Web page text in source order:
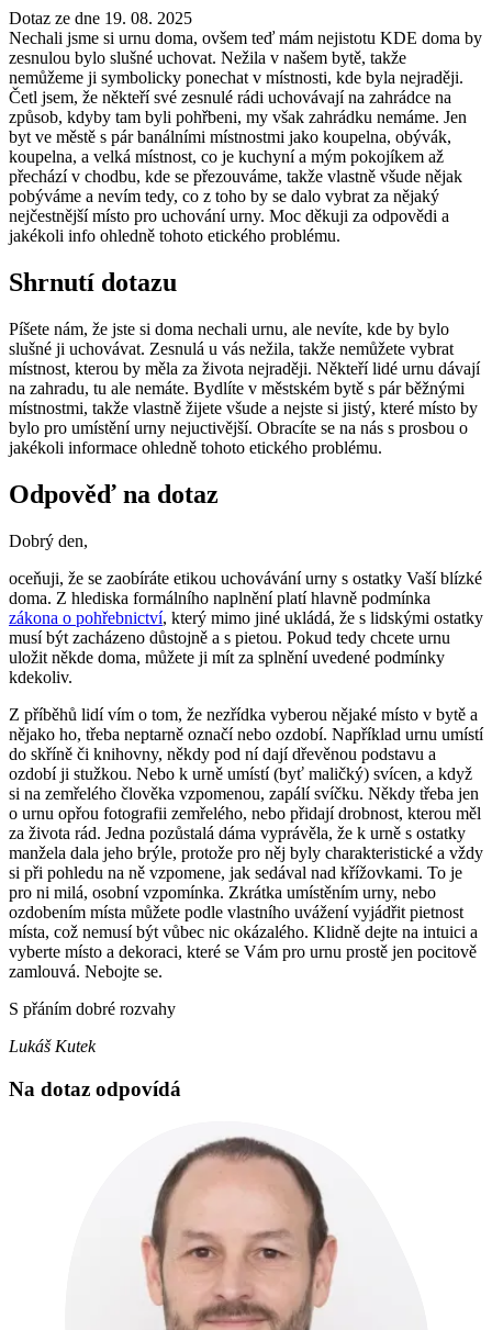
Dotaz ze dne 19. 08. 2025
Nechali jsme si urnu doma, ovšem teď mám nejistotu KDE doma by
zesnulou bylo slušné uchovat. Nežila v našem bytě, takže
nemůžeme ji symbolicky ponechat v místnosti, kde byla nejraději.
Četl jsem, že někteří své zesnulé rádi uchovávají na zahrádce na
způsob, kdyby tam byli pohřbeni, my však zahrádku nemáme. Jen
byt ve městě s pár banálními místnostmi jako koupelna, obývák,
koupelna, a velká místnost, co je kuchyní a mým pokojíkem až
přechází v chodbu, kde se přezouváme, takže vlastně všude nějak
pobýváme a nevím tedy, co z toho by se dalo vybrat za nějaký
nejčestnější místo pro uchování urny. Moc děkuji za odpovědi a
jakékoli info ohledně tohoto etického problému.
Shrnutí dotazu
Píšete nám, že jste si doma nechali urnu, ale nevíte, kde by bylo
slušné ji uchovávat. Zesnulá u vás nežila, takže nemůžete vybrat
místnost, kterou by měla za života nejraději. Někteří lidé urnu dávají
na zahradu, tu ale nemáte. Bydlíte v městském bytě s pár běžnými
místnostmi, takže vlastně žijete všude a nejste si jistý, které místo by
bylo pro umístění urny nejuctivější. Obracíte se na nás s prosbou o
jakékoli informace ohledně tohoto etického problému.
Odpověď na dotaz
Dobrý den,
oceňuji, že se zaobíráte etikou uchovávání urny s ostatky Vaší blízké
doma. Z hlediska formálního naplnění platí hlavně podmínka
zákona o pohřebnictví, který mimo jiné ukládá, že s lidskými ostatky
musí být zacházeno důstojně a s pietou. Pokud tedy chcete urnu
uložit někde doma, můžete ji mít za splnění uvedené podmínky
kdekoliv.
Z příběhů lidí vím o tom, že nezřídka vyberou nějaké místo v bytě a
nějako ho, třeba neptarně označí nebo ozdobí. Například urnu umístí
do skříně či knihovny, někdy pod ní dají dřevěnou podstavu a
ozdobí ji stužkou. Nebo k urně umístí (byť maličký) svícen, a když
si na zemřelého člověka vzpomenou, zapálí svíčku. Někdy třeba jen
o urnu opřou fotografii zemřelého, nebo přidají drobnost, kterou měl
za života rád. Jedna pozůstalá dáma vyprávěla, že k urně s ostatky
manžela dala jeho brýle, protože pro něj byly charakteristické a vždy
si při pohledu na ně vzpomene, jak sedával nad křížovkami. To je
pro ni milá, osobní vzpomínka. Zkrátka umístěním urny, nebo
ozdobením místa můžete podle vlastního uvážení vyjádřit pietnost
místa, což nemusí být vůbec nic okázalého. Klidně dejte na intuici a
vyberte místo a dekoraci, které se Vám pro urnu prostě jen pocitově
zamlouvá. Nebojte se.
S přáním dobré rozvahy
Lukáš Kutek
Na dotaz odpovídá